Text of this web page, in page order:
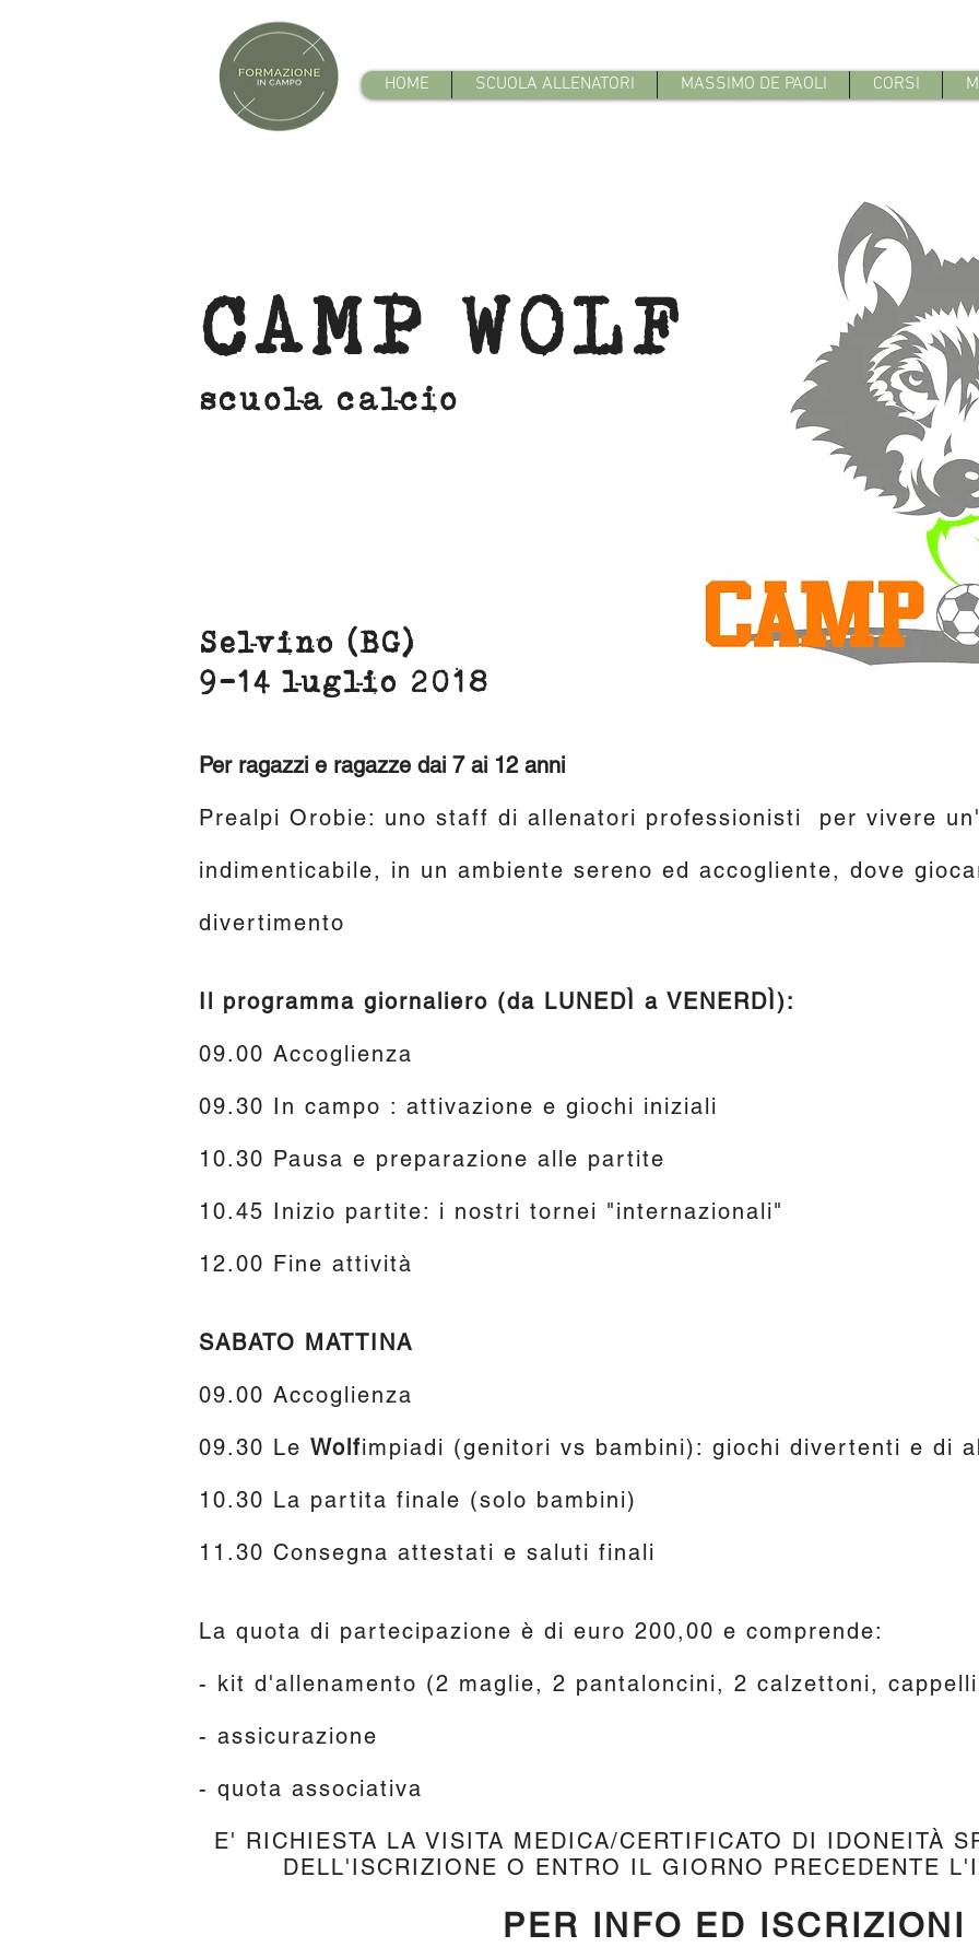
HOME SCUOLA ALLENATORI MASSIMO DE PAOLI CORSI
CAMP WOLF
scuola calcio
Selvino (BG)
9-14 luglio 2018
Per ragazzi e ragazze dai 7 ai 12 anni
Prealpi Orobie: uno staff di allenatori professionisti per vivere
indimenticabile, in un ambiente sereno ed accogliente, dove
divertimento
Il programma giornaliero (da LUNEDÌ a VENERDÌ):
09.00 Accoglienza
09.30 In campo : attivazione e giochi iniziali
10.30 Pausa e preparazione alle partite
10.45 Inizio partite: i nostri tornei "internazionali"
12.00 Fine attività
SABATO MATTINA
09.00 Accoglienza
09.30 Le Wolfimpiadi (genitori vs bambini): giochi divertenti e di
10.30 La partita finale (solo bambini)
11.30 Consegna attestati e saluti finali
La quota di partecipazione è di euro 200,00 e comprende:
- kit d'allenamento (2 maglie, 2 pantaloncini, 2 calzettoni,
- assicurazione
- quota associativa
E' RICHIESTA LA VISITA MEDICA/CERTIFICATO DI IDONEITÀ
DELL'ISCRIZIONE O ENTRO IL GIORNO PRECEDENTE
PER INFO ED ISCRIZIONI